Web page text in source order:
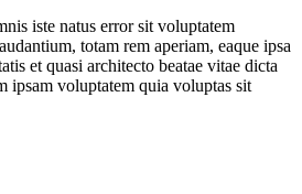
iste natus error sit voluptatem
totam rem aperiam, eaque ipsa
et quasi architecto beatae vitae dicta
ipsam voluptatem quia voluptas sit